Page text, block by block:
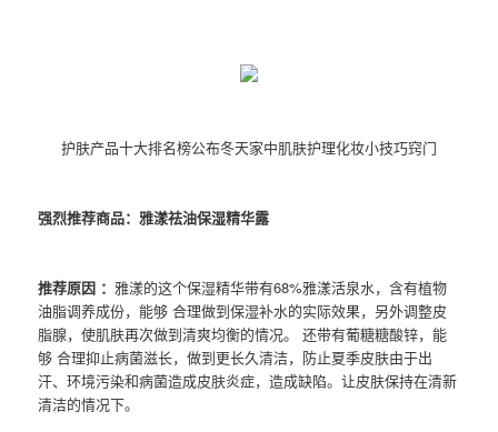
护肤产品十大排名榜公布冬天家中肌肤护理化妆小技巧窍门
强烈推荐商品：雅漾祛油保湿精华露
推荐原因 ： 雅漾的这个保湿精华带有68%雅漾活泉水，含有植物
油脂调养成份，能够 合理做到保湿补水的实际效果，另外调整皮
脂腺，使肌肤再次做到清爽均衡的情况。 还带有葡糖糖酸锌，能
够 合理抑止病菌滋长，做到更长久清洁，防止夏季皮肤由于出
汗、环境污染和病菌造成皮肤炎症，造成缺陷。让皮肤保持在清新
清洁的情况下。